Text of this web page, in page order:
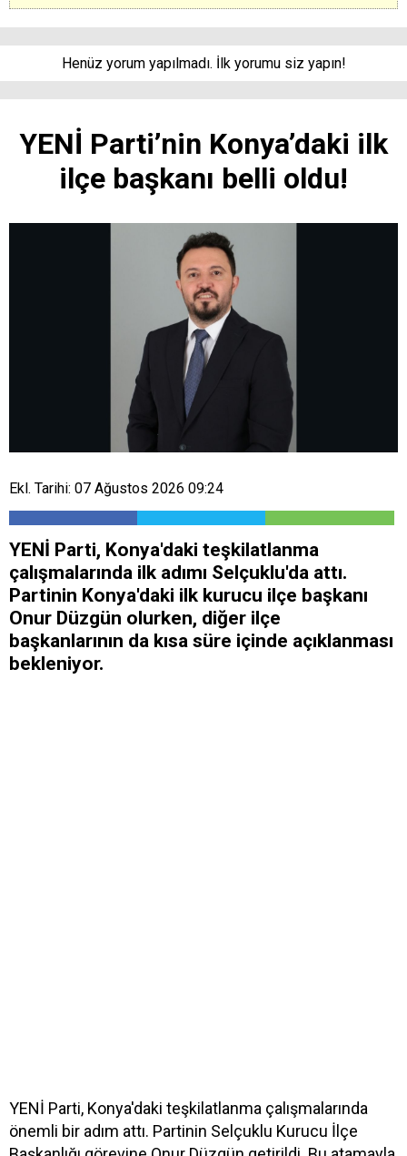
Henüz yorum yapılmadı. İlk yorumu siz yapın!
YENİ Parti’nin Konya’daki ilk
ilçe başkanı belli oldu!
Ekl. Tarihi: 07 Ağustos 2026 09:24
YENİ Parti, Konya'daki teşkilatlanma
çalışmalarında ilk adımı Selçuklu'da attı.
Partinin Konya'daki ilk kurucu ilçe başkanı
Onur Düzgün olurken, diğer ilçe
başkanlarının da kısa süre içinde açıklanması
bekleniyor.
YENİ Parti, Konya'daki teşkilatlanma çalışmalarında
önemli bir adım attı. Partinin Selçuklu Kurucu İlçe